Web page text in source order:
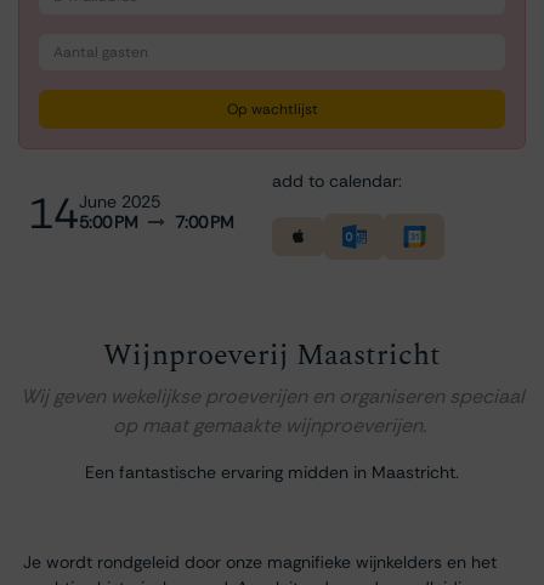
Op wachtlijst
14June 2025
5:00 PM
7:00 PM
add to calendar:
Wijnproeverij Maastricht
Wij geven wekelijkse proeverijen en organiseren speciaal
op maat gemaakte wijnproeverijen.
Een fantastische ervaring midden in Maastricht.
Je wordt rondgeleid door onze magnifieke wijnkelders en het